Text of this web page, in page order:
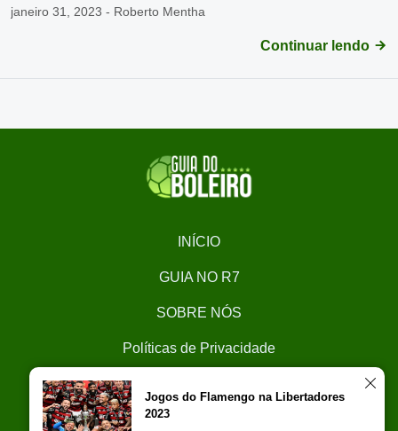
janeiro 31, 2023 - Roberto Mentha
Continuar lendo
INÍCIO
GUIA NO R7
SOBRE NÓS
Políticas de Privacidade
Trabalhe Conosco
Jogos do Flamengo na Libertadores
2023